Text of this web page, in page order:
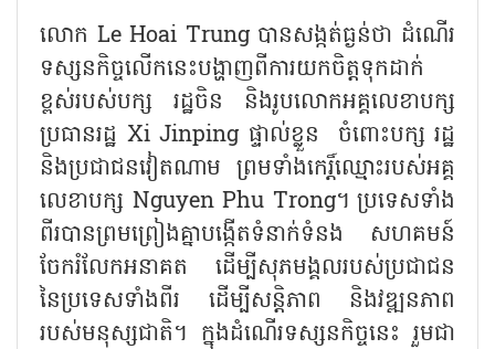
លោក Le Hoai Trung បានសង្កត់ធ្ងន់ថា ដំណើរ
ទស្សនកិច្ចលើកនេះបង្ហាញពីការយកចិត្តទុកដាក់
ខ្ពស់របស់បក្ស រដ្ឋចិន និងរូបលោកអគ្គលេខាបក្ស
ប្រធានរដ្ឋ Xi Jinping ផ្ទាល់ខ្លួន ចំពោះបក្ស រដ្ឋ
និងប្រជាជនវៀតណាម ព្រមទាំងកេរ្តិ៍ឈ្មោះរបស់អគ្គ
លេខាបក្ស Nguyen Phu Trong។ ប្រទេសទាំង
ពីរបានព្រមព្រៀងគ្នាបង្កើតទំនាក់ទំនង សហគមន៍
ចែករំលែកអនាគត ដើម្បីសុភមង្គលរបស់ប្រជាជន
នៃប្រទេសទាំងពីរ ដើម្បីសន្តិភាព និងវឌ្ឍនភាព
របស់មនុស្សជាតិ។ ក្នុងដំណើរទស្សនកិច្ចនេះ រួមជា